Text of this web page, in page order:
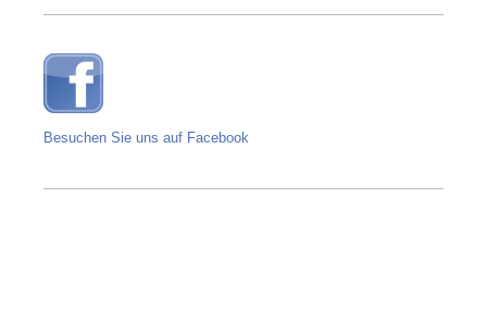
Besuchen Sie uns auf Facebook